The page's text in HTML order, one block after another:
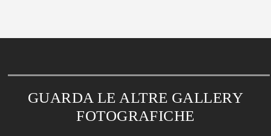
GUARDA LE ALTRE GALLERY
FOTOGRAFICHE